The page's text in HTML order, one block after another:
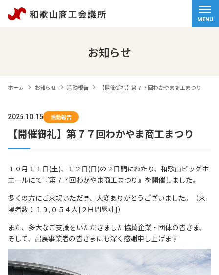
MENU
お知らせ
ホーム お知らせ 活動報告 【開催御礼】第７７回わかやま商工まつり
2025.10.15 活動報告
【開催御礼】第７７回わかやま商工まつり
１０月１１日(土)、１２日(日)の２日間にわたり、和歌山ビッグホ
エールにて『第７７回わかやま商工まつり』を開催しました。
多くの方にご来場いただき、大変ありがとうございました。（来
場者数：１９,０５４人[２日間累計]）
また、多大なご支援をいただきました協賛企業・団体の皆さま、
そして、出展事業者の皆さまにも深く感謝申し上げます
ホーム
経営サポート
検定試験
観光・物産
交通アクセス
情報セキュリティ基本方針
リンク集
サイトマップ